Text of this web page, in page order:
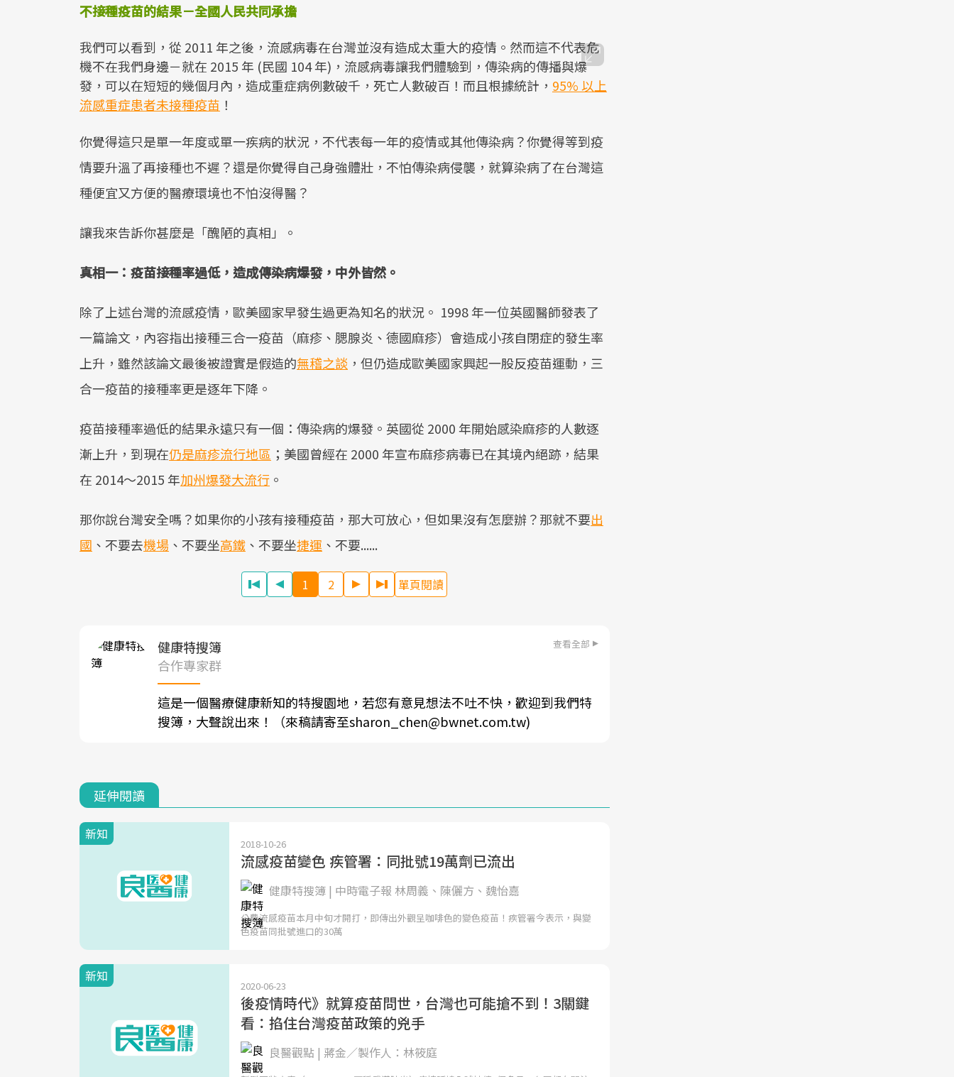
不接種疫苗的結果－全國人民共同承擔
我們可以看到，從 2011 年之後，流感病毒在台灣並沒有造成太重大的疫情。然而這不代表危
機不在我們身邊－就在 2015 年 (民國 104 年)，流感病毒讓我們體驗到，傳染病的傳播與爆
發，可以在短短的幾個月內，造成重症病例數破千，死亡人數破百！而且根據統計， 95% 以上
流感重症患者未接種疫苗 ！
你覺得這只是單一年度或單一疾病的狀況，不代表每一年的疫情或其他傳染病？你覺得等到疫
情要升溫了再接種也不遲？還是你覺得自己身強體壯，不怕傳染病侵襲，就算染病了在台灣這
種便宜又方便的醫療環境也不怕沒得醫？
讓我來告訴你甚麼是「醜陋的真相」。
真相一：疫苗接種率過低，造成傳染病爆發，中外皆然。
除了上述台灣的流感疫情，歐美國家早發生過更為知名的狀況。 1998 年一位英國醫師發表了
一篇論文，內容指出接種三合一疫苗（麻疹、腮腺炎、德國麻疹）會造成小孩自閉症的發生率
上升，雖然該論文最後被證實是假造的無稽之談 ，但仍造成歐美國家興起一股反疫苗運動，三
合一疫苗的接種率更是逐年下降。
疫苗接種率過低的結果永遠只有一個：傳染病的爆發。英國從 2000 年開始感染麻疹的人數逐
漸上升，到現在仍是麻疹流行地區 ；美國曾經在 2000 年宣布麻疹病毒已在其境內絕跡，結果
在 2014～2015 年加州爆發大流行 。
那你說台灣安全嗎？如果你的小孩有接種疫苗，那大可放心，但如果沒有怎麼辦？那就不要出
國 、不要去機場 、不要坐高鐵 、不要坐捷運 、不要......
1 2 單頁閱讀
健康特搜簿 查看全部
合作專家群
這是一個醫療健康新知的特搜園地，若您有意見想法不吐不快，歡迎到我們特
搜簿，大聲說出來！（來稿請寄至sharon_chen@bwnet.com.tw)
延伸閱讀
新知
2018-10-26
流感疫苗變色 疾管署：同批號19萬劑已流出
健康特搜簿 | 中時電子報 林周義、陳儷方、魏怡嘉
公費流感疫苗本月中旬才開打，即傳出外觀呈咖啡色的變色疫苗！疾管署今表示，與變
色疫苗同批號進口的30萬
新知
2020-06-23
後疫情時代》就算疫苗問世，台灣也可能搶不到！3關鍵
看：掐住台灣疫苗政策的兇手
良醫觀點 | 蔣金／製作人：林筱庭